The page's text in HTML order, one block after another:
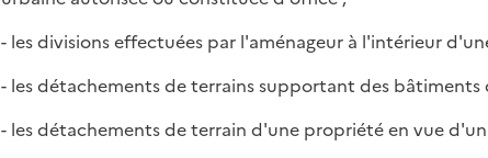
- les divisions effectuées par l'aménageur à l'intérieur
- les détachements de terrains supportant des bâtiments
- les détachements de terrain d'une propriété en vue